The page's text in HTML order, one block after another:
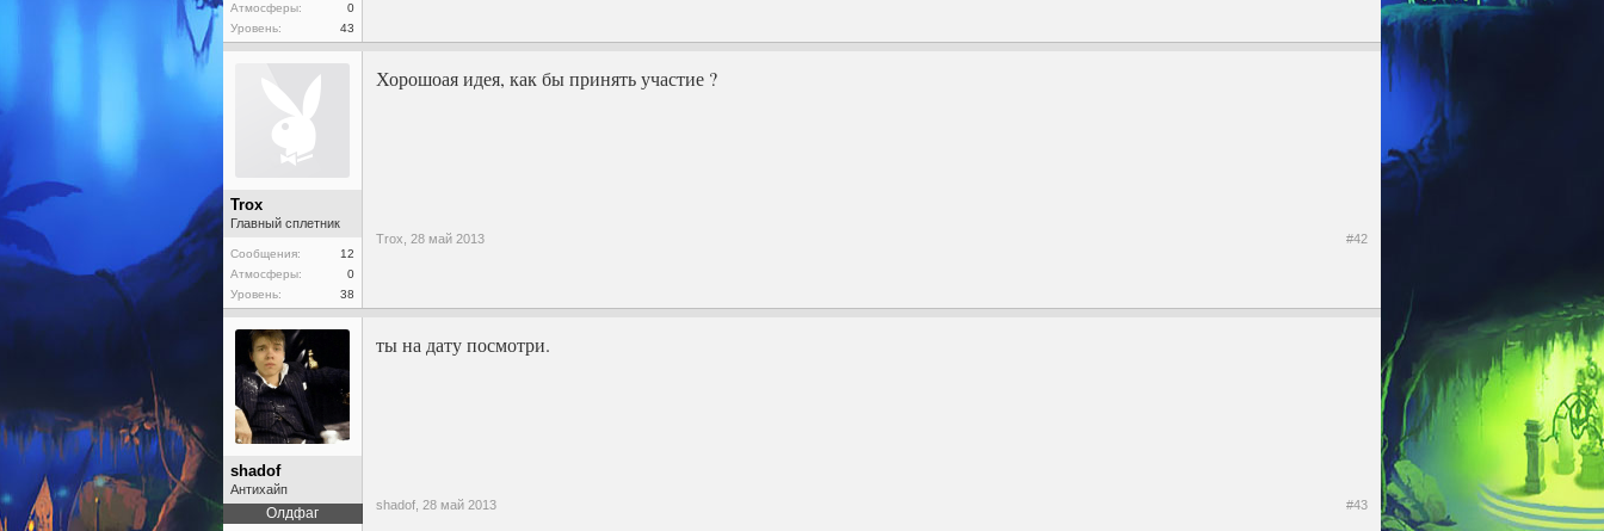
Атмосферы:
0
Уровень:
43
Trox
Главный сплетник
Сообщения:
12
Атмосферы:
0
Уровень:
38
Хорошоая идея, как бы принять участие ?
Trox, 28 май 2013 #42
shadof
Антихайп
Олдфаг
ты на дату посмотри.
shadof, 28 май 2013 #43